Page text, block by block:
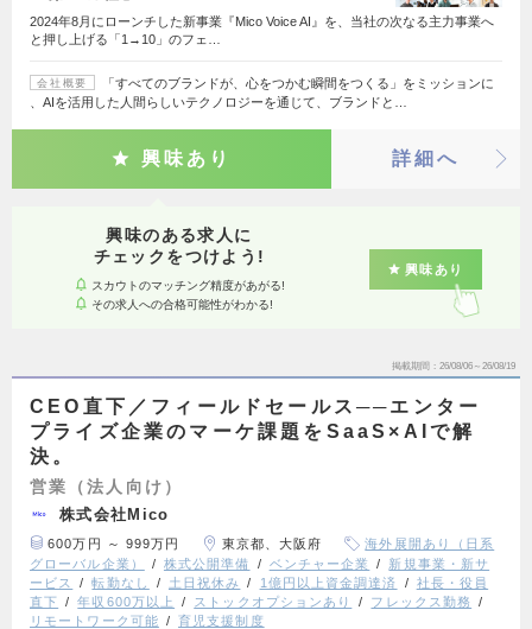
2024年8月にローンチした新事業『Mico Voice AI』を、当社の次なる主力事業へ
と押し上げる「1→10」のフェ…
会社概要
「すべてのブランドが、心をつかむ瞬間をつくる」をミッションに
、AIを活用した人間らしいテクノロジーを通じて、ブランドと…
興味あり 詳細へ
興味のある求人に
チェックをつけよう!
スカウトのマッチング精度があがる!
その求人への合格可能性がわかる!
興味あり
掲載期間 26/08/06～26/08/19
CEO直下／フィールドセールス──エンター
プライズ企業のマーケ課題をSaaS×AIで解
決。
営業（法人向け）
株式会社Mico
600万円 ～ 999万円 東京都、大阪府
海外展開あり（日系
グローバル企業）
株式公開準備 ベンチャー企業
新規事業・新サ
ービス
転勤なし 土日祝休み 1億円以上資金調達済
社長・役員
直下
年収600万以上 ストックオプションあり
フレックス勤務
リモートワーク可能
育児支援制度